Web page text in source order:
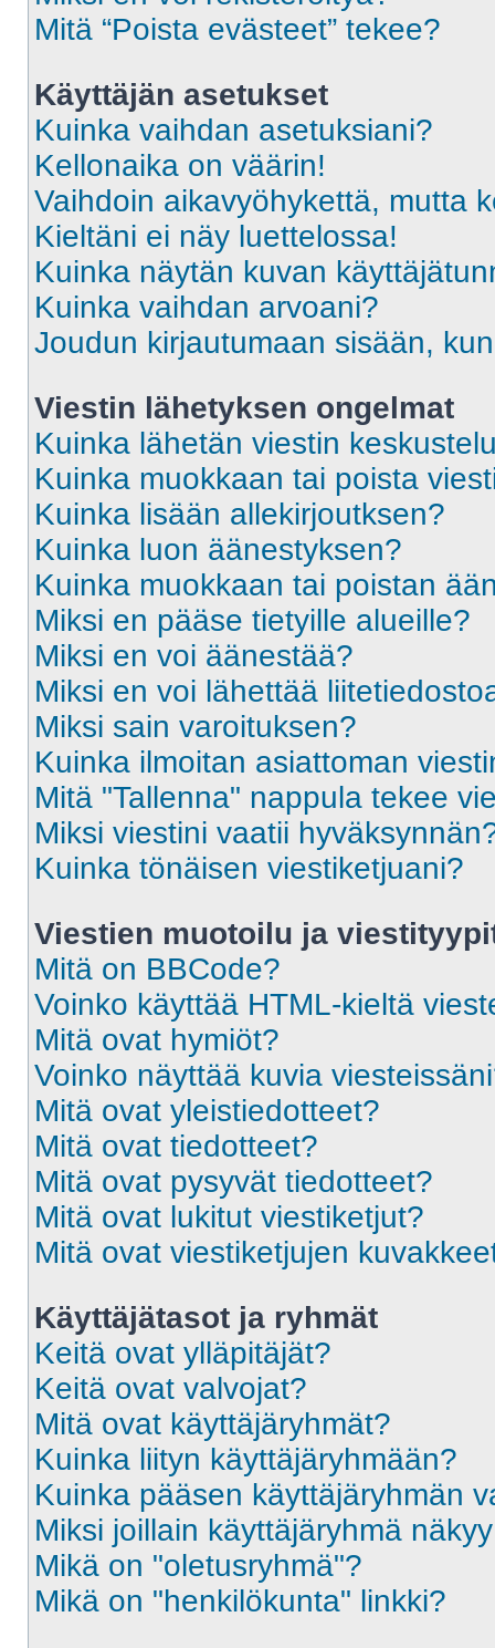
Mitä “Poista evästeet” tekee?
Käyttäjän asetukset
Kuinka vaihdan asetuksiani?
Kellonaika on väärin!
Vaihdoin aikavyöhykettä, mutta
Kieltäni ei näy luettelossa!
Kuinka näytän kuvan
Kuinka vaihdan arvoani?
Joudun kirjautumaan sisään,
Viestin lähetyksen ongelmat
Kuinka lähetän viestin
Kuinka muokkaan tai poista
Kuinka lisään allekirjoutksen?
Kuinka luon äänestyksen?
Kuinka muokkaan tai poistan
Miksi en pääse tietyille alueille?
Miksi en voi äänestää?
Miksi en voi lähettää
Miksi sain varoituksen?
Kuinka ilmoitan asiattoman
Mitä "Tallenna" nappula tekee
Miksi viestini vaatii
Kuinka tönäisen viestiketjuani?
Viestien muotoilu ja
Mitä on BBCode?
Voinko käyttää HTML-kieltä
Mitä ovat hymiöt?
Voinko näyttää kuvia
Mitä ovat yleistiedotteet?
Mitä ovat tiedotteet?
Mitä ovat pysyvät tiedotteet?
Mitä ovat lukitut viestiketjut?
Mitä ovat viestiketjujen
Käyttäjätasot ja ryhmät
Keitä ovat ylläpitäjät?
Keitä ovat valvojat?
Mitä ovat käyttäjäryhmät?
Kuinka liityn käyttäjäryhmään?
Kuinka pääsen käyttäjäryhmän
Miksi joillain käyttäjäryhmä
Mikä on "oletusryhmä"?
Mikä on "henkilökunta" linkki?